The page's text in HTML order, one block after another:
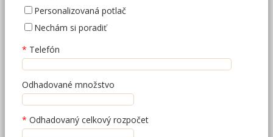
Personalizovaná potlač
Nechám si poradiť
Telefón
Odhadované množstvo
Odhadovaný celkový rozpočet